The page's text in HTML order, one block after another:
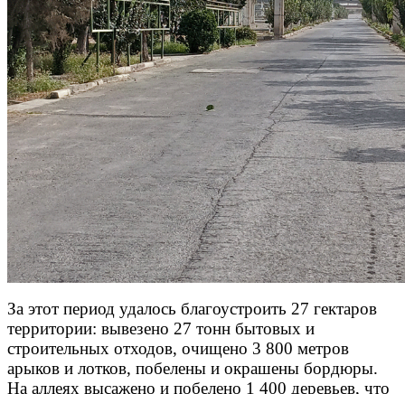
За этот период удалось благоустроить 27 гектаров
территории: вывезено 27 тонн бытовых и
строительных отходов, очищено 3 800 метров
арыков и лотков, побелены и окрашены бордюры.
На аллеях высажено и побелено 1 400 деревьев, что